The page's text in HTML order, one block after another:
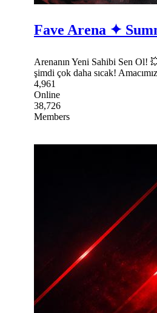
Fave Arena ✦
Arenanın Yeni Sahibi Sen Ol!
şimdi çok daha sıcak!
4,961
Online
38,726
Members